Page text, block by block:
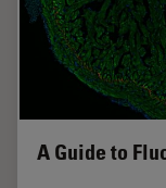
A Guide to